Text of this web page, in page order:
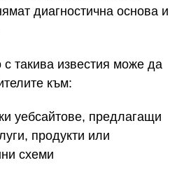
диагностична основа и
с такива известия може да
към:
уебсайтове, предлагащи
продукти или
схеми